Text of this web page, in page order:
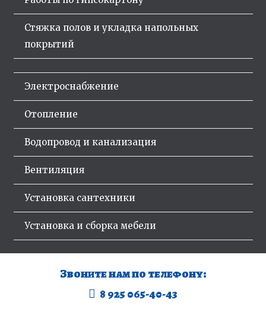
Стяжка полов и укладка напольных
покрытий
Электроснабжение
Отопление
Водопровод и канализация
Вентиляция
Установка сантехники
Установка и сборка мебели
Звоните нам по телефону:
8 925 065-40-43